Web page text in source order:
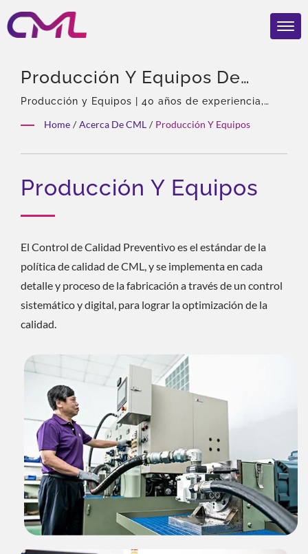
Producción Y Equipos De
CML. | Válvulas Hidráulicas
Certificadas Por EMC, ISO
9001 Y CE – El
Reconocimiento Global De
CML
Producción y Equipos | 40 años de experiencia,
Distribución global.
Home / Acerca De CML / Producción Y Equipos
Producción Y Equipos
El Control de Calidad Preventivo es el estándar de la
política de calidad de CML, y se implementa en cada
detalle y proceso de la fabricación a través de un control
sistemático y digital, para lograr la optimización de la
calidad.